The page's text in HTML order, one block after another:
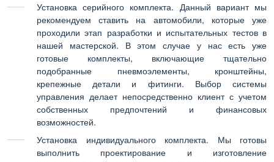
Установка серийного комплекта. Данный вариант мы
рекомендуем ставить на автомобили, которые уже
проходили этап разработки и испытательных тестов в
нашей мастерской. В этом случае у нас есть уже
готовые комплекты, включающие тщательно
подобранные пневмоэлементы, кронштейны,
крепежные детали и фитинги. Выбор системы
управления делает непосредственно клиент с учетом
собственных предпочтений и финансовых
возможностей.
Установка индивидуального комплекта. Мы готовы
выполнить проектирование и изготовление